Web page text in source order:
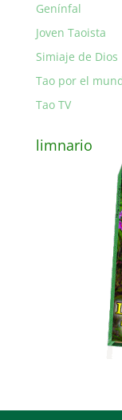
Genínfal
Joven Taoista
Simiaje de Dios
Tao por el
Tao TV
limnario